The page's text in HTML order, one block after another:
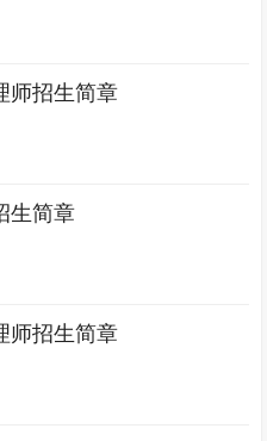
师招生简章
生简章
师招生简章